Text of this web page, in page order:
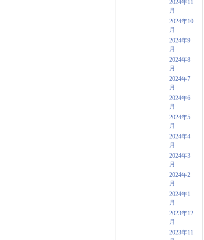
2024年11
月
2024年10
月
2024年9
月
2024年8
月
2024年7
月
2024年6
月
2024年5
月
2024年4
月
2024年3
月
2024年2
月
2024年1
月
2023年12
月
2023年11